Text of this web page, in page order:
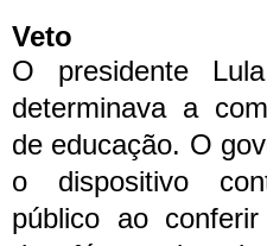
Veto
O presidente
determinava a
de educação. O
o dispositivo
público ao